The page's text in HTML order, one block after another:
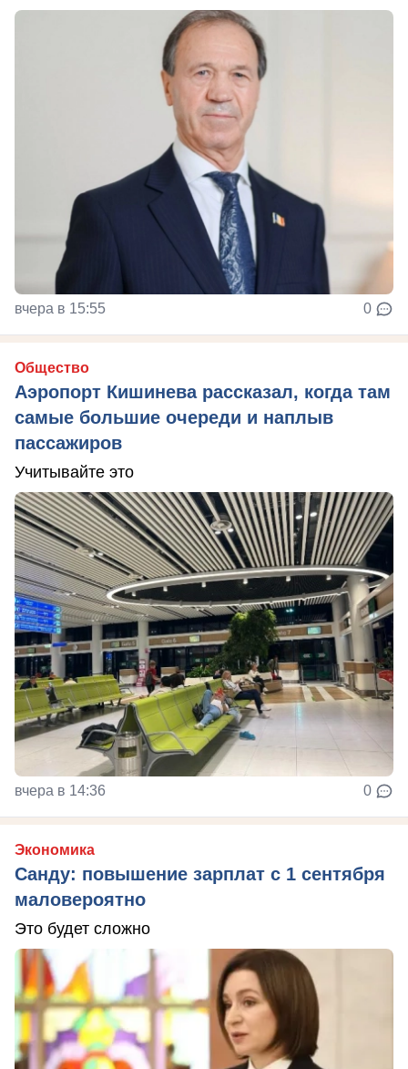
вчера в 15:55 0
Общество
Аэропорт Кишинева рассказал, когда там
самые большие очереди и наплыв
пассажиров
Учитывайте это
вчера в 14:36 0
Экономика
Санду: повышение зарплат с 1 сентября
маловероятно
Это будет сложно